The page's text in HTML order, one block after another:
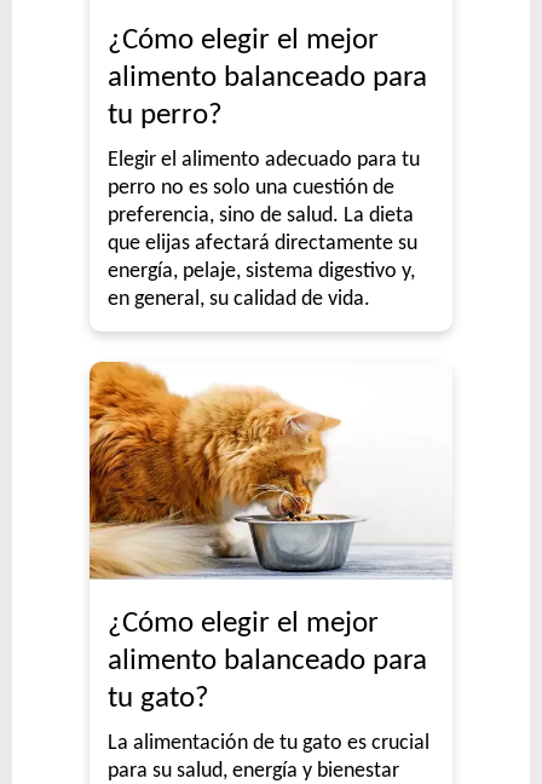
¿Cómo elegir el mejor
alimento balanceado para
tu perro?
Elegir el alimento adecuado para tu
perro no es solo una cuestión de
preferencia, sino de salud. La dieta
que elijas afectará directamente su
energía, pelaje, sistema digestivo y,
en general, su calidad de vida.
¿Cómo elegir el mejor
alimento balanceado para
tu gato?
La alimentación de tu gato es crucial
para su salud, energía y bienestar